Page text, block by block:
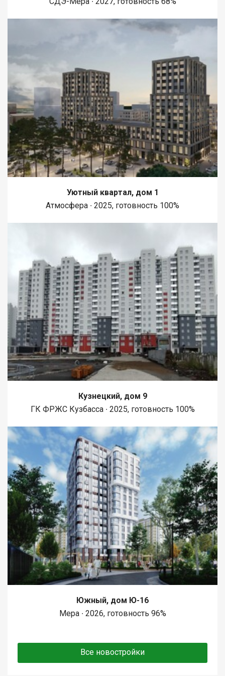
супермаркетов, аптек, кафе и ресторанов, что делает жизнь
недвижимость через АН Самолет ПЛЮС, Вы получаете: ю
Уютный квартал, дом 1
Атмосфера ∙ 2025, готовность 100%
Кузнецкий, дом 9
ГК ФРЖС Кузбасса ∙ 2025, готовность 100%
Южный, дом Ю-16
Мера ∙ 2026, готовность 96%
Все новостройки